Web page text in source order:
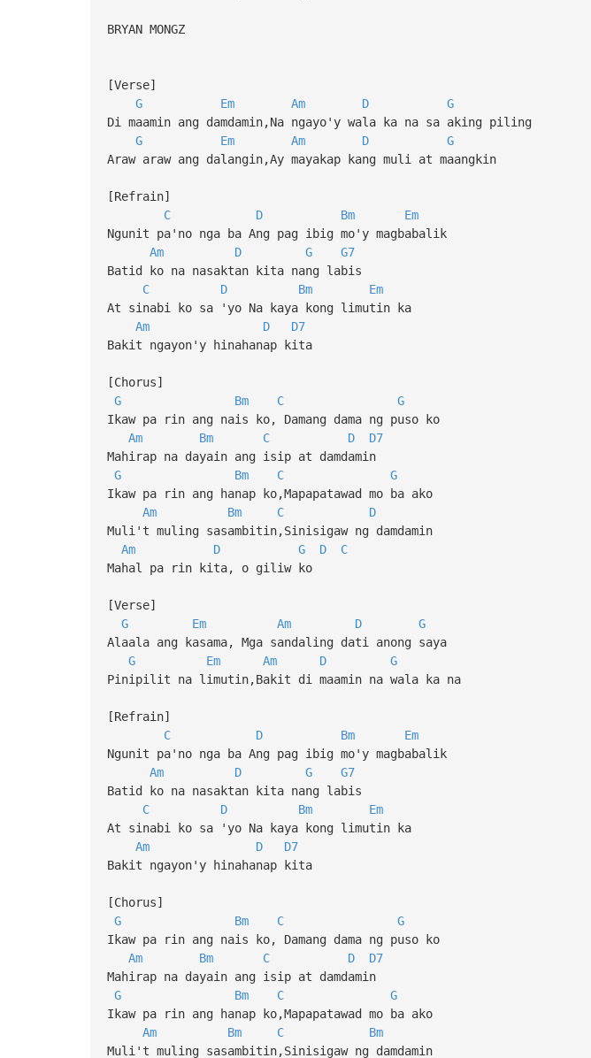
BRYAN MONGZ
[Verse]
G
Em Am D
G
Di maamin ang damdamin,Na ngayo'y wala ka na sa aking piling
G
Em Am D
G
Araw araw ang dalangin,Ay mayakap kang muli at maangkin
[Refrain]
C
D Bm
Em
Ngunit pa'no nga ba Ang pag ibig mo'y magbabalik
Am
D G
G7
Batid ko na nasaktan kita nang labis
C
D Bm
Em
At sinabi ko sa 'yo Na kaya kong limutin ka
Am
D
D7
Bakit ngayon'y hinahanap kita
[Chorus]
G
Bm C
G
Ikaw pa rin ang nais ko, Damang dama ng puso ko
Am
Bm C D
D7
Mahirap na dayain ang isip at damdamin
G
Bm C
G
Ikaw pa rin ang hanap ko,Mapapatawad mo ba ako
Am
Bm C
D
Muli't muling sasambitin,Sinisigaw ng damdamin
Am
D G D
C
Mahal pa rin kita, o giliw ko
[Verse]
G
Em Am D
G
Alaala ang kasama, Mga sandaling dati anong saya
G
Em Am D
G
Pinipilit na limutin,Bakit di maamin na wala ka na
[Refrain]
C
D Bm
Em
Ngunit pa'no nga ba Ang pag ibig mo'y magbabalik
Am
D G
G7
Batid ko na nasaktan kita nang labis
C
D Bm
Em
At sinabi ko sa 'yo Na kaya kong limutin ka
Am
D
D7
Bakit ngayon'y hinahanap kita
[Chorus]
G
Bm C
G
Ikaw pa rin ang nais ko, Damang dama ng puso ko
Am
Bm C D
D7
Mahirap na dayain ang isip at damdamin
G
Bm C
G
Ikaw pa rin ang hanap ko,Mapapatawad mo ba ako
Am
Bm C
Bm
Muli't muling sasambitin,Sinisigaw ng damdamin